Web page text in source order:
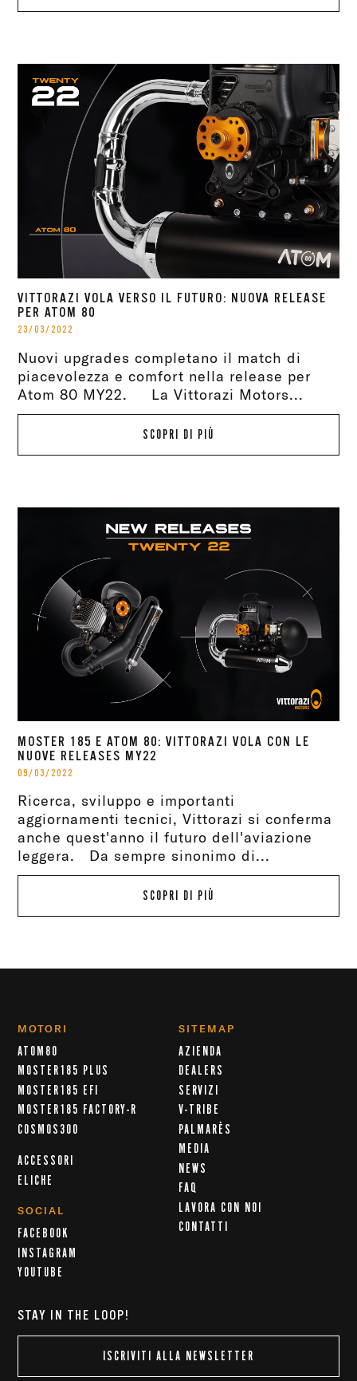
VITTORAZI VOLA VERSO IL FUTURO: NUOVA RELEASE
PER ATOM 80
23/03/2022
Nuovi upgrades completano il match di
piacevolezza e comfort nella release per
Atom 80 MY22. La Vittorazi Motors...
SCOPRI DI PIÙ
MOSTER 185 E ATOM 80: VITTORAZI VOLA CON LE
NUOVE RELEASES MY22
09/03/2022
Ricerca, sviluppo e importanti
aggiornamenti tecnici, Vittorazi si conferma
anche quest'anno il futuro dell'aviazione
leggera. Da sempre sinonimo di...
SCOPRI DI PIÙ
MOTORI
ATOM80
MOSTER185 PLUS
MOSTER185 EFI
MOSTER185 FACTORY-R
COSMOS300
ACCESSORI
ELICHE
SOCIAL
FACEBOOK
INSTAGRAM
YOUTUBE
SITEMAP
AZIENDA
DEALERS
SERVIZI
V-TRIBE
PALMARÈS
MEDIA
NEWS
FAQ
LAVORA CON NOI
CONTATTI
STAY IN THE LOOP!
ISCRIVITI ALLA NEWSLETTER